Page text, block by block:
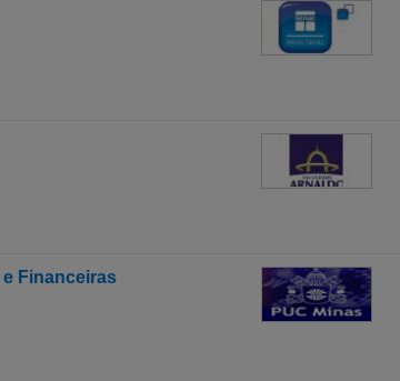
Financeiras